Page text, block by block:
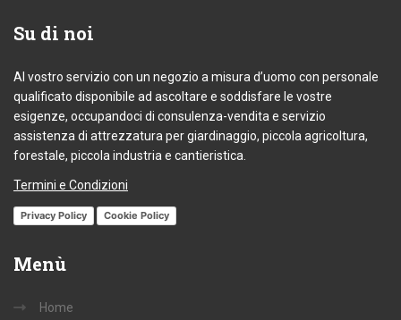
Su di noi
Al vostro servizio con un negozio a misura d’uomo con personale
qualificato disponibile ad ascoltare e soddisfare le vostre
esigenze, occupandoci di consulenza-vendita e servizio
assistenza di attrezzatura per giardinaggio, piccola agricoltura,
forestale, piccola industria e cantieristica.
Termini e Condizioni
Privacy Policy Cookie Policy
Menù
Home